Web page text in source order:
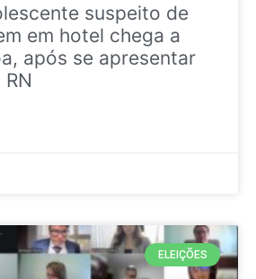
suspeito de
em hotel chega a
após se apresentar
ELEIÇÕES